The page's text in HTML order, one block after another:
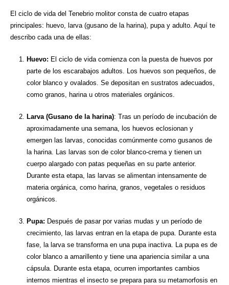
El ciclo de vida del Tenebrio molitor consta de cuatro etapas
principales: huevo, larva (gusano de la harina), pupa y adulto. Aquí te
describo cada una de ellas:
Huevo: El ciclo de vida comienza con la puesta de huevos por
parte de los escarabajos adultos. Los huevos son pequeños, de
color blanco y ovalados. Se depositan en sustratos adecuados,
como granos, harina u otros materiales orgánicos.
Larva (Gusano de la harina): Tras un período de incubación de
aproximadamente una semana, los huevos eclosionan y
emergen las larvas, conocidas comúnmente como gusanos de
la harina. Las larvas son de color blanco-crema y tienen un
cuerpo alargado con patas pequeñas en su parte anterior.
Durante esta etapa, las larvas se alimentan intensamente de
materia orgánica, como harina, granos, vegetales o residuos
orgánicos.
Pupa: Después de pasar por varias mudas y un período de
crecimiento, las larvas entran en la etapa de pupa. Durante esta
fase, la larva se transforma en una pupa inactiva. La pupa es de
color blanco a amarillento y tiene una apariencia similar a una
cápsula. Durante esta etapa, ocurren importantes cambios
internos mientras el insecto se prepara para su metamorfosis en